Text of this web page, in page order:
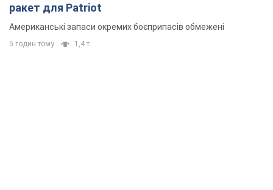
ракет для Patriot
Американські запаси окремих боєприпасів обмежені
5 годин тому 1,4 т.